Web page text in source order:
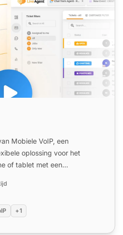
Mobiele VoIP, een
oplossing voor het
of tablet met een
+1